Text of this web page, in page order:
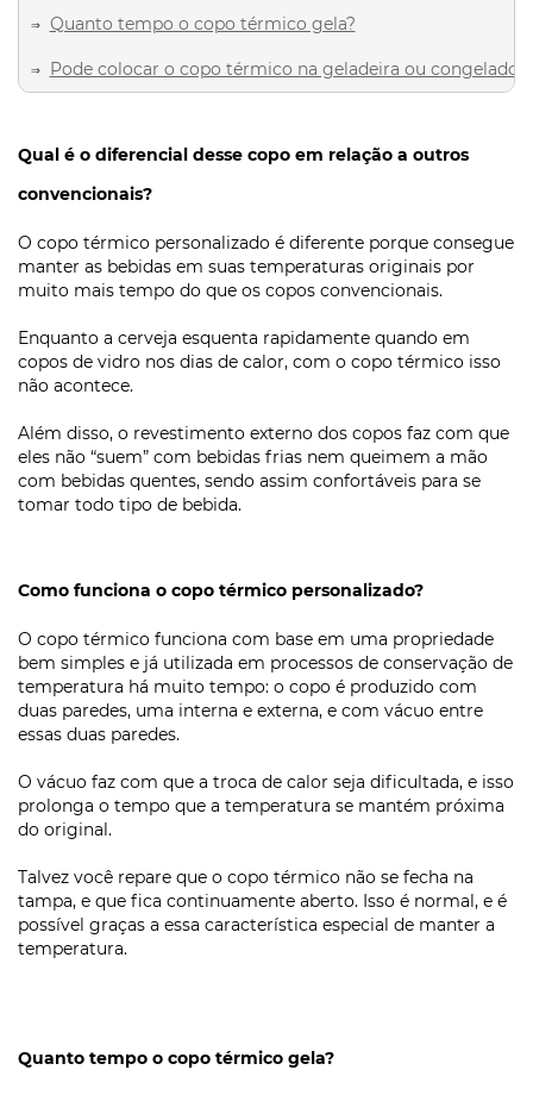
⇒ Quanto tempo o copo térmico gela?
⇒ Pode colocar o copo térmico na geladeira ou
Qual é o diferencial desse copo em relação a outros
convencionais?
O copo térmico personalizado é diferente porque consegue
manter as bebidas em suas temperaturas originais por
muito mais tempo do que os copos convencionais.
Enquanto a cerveja esquenta rapidamente quando em
copos de vidro nos dias de calor, com o copo térmico isso
não acontece.
Além disso, o revestimento externo dos copos faz com que
eles não “suem” com bebidas frias nem queimem a mão
com bebidas quentes, sendo assim confortáveis para se
tomar todo tipo de bebida.
Como funciona o copo térmico personalizado?
O copo térmico funciona com base em uma propriedade
bem simples e já utilizada em processos de conservação de
temperatura há muito tempo: o copo é produzido com
duas paredes, uma interna e externa, e com vácuo entre
essas duas paredes.
O vácuo faz com que a troca de calor seja dificultada, e isso
prolonga o tempo que a temperatura se mantém próxima
do original.
Talvez você repare que o copo térmico não se fecha na
tampa, e que fica continuamente aberto. Isso é normal, e é
possível graças a essa característica especial de manter a
temperatura.
Quanto tempo o copo térmico gela?